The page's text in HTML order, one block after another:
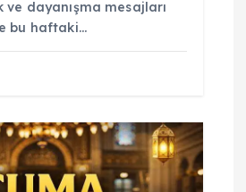
dayanışma mesajları
bu haftaki…